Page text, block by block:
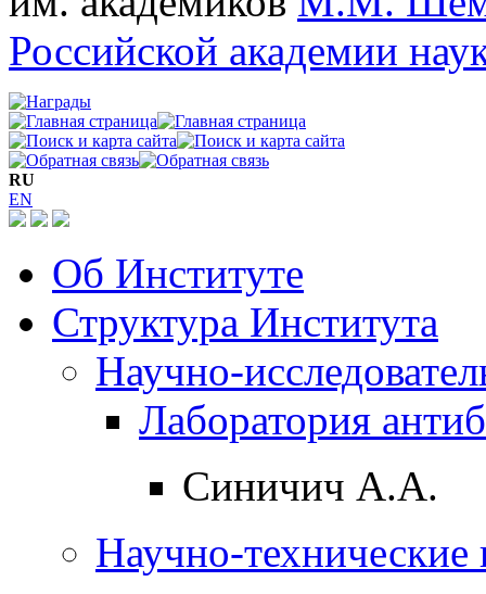
Российской академии
RU
EN
Об Институте
Структура Института
Научно-
Лаборатория
Синичич А.А.
Научно-технические